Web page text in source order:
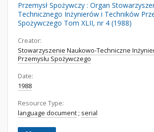
Przemysł Spożywczy : Organ
Technicznego Inżynierów i Techników
Spożywczego Tom XLII, nr 4 (1988)
Creator:
Stowarzyszenie Naukowo-Techniczne
Przemysłu Spożywczego
Date:
1988
Resource Type:
language document ; serial